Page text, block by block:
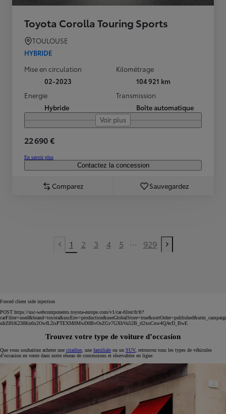
Toyota Corolla Touring Sports
TOULOUSE
HYBRIDE
Mise en circulation
02-2023
Kilométrage
104 921 km
Energie
Hybride
Transmission
Boîte automatique
Voir plus
22 690 €
En savoir plus
Contactez la concession
Comparez Sauvegardez
Previous page
1 2 3 4 5 ... 929
Next page
Forced client side injection
POST https://usc-webcomponents.toyota-europe.com/v1/car-filter/fr/fr?
uIrZ8SK238Kn6x2OwfL2isPTEXM0MwD0BvOsZGv7GXbVu52B_rl2xoCnw4QAvD_BwE
Trouvez votre type de voiture d’occasion
Que vous souhaitiez acheter une citadine , une familiale ou un SUV, retrouvez tous les types de véhicules
d’occasion en vente dans notre réseau de concessions et réservables en ligne.